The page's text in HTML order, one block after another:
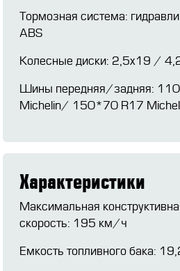
Тормозная система:
ABS
Колесные диски: 2,5х19 /
Шины передняя/задняя:
Michelin/ 150*70 R17
Характеристики
Максимальная
скорость: 195 км/ч
Емкость топливного бака: